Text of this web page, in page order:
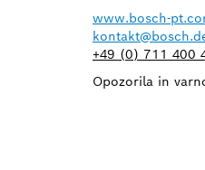
www.bosch-
+49 (0) 711 400
Opozorila in